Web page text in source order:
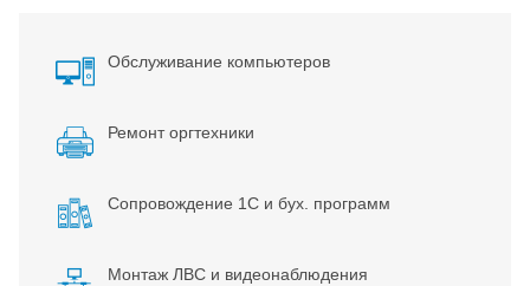
Обслуживание компьютеров
Ремонт оргтехники
Сопровождение 1С и бух. программ
Монтаж ЛВС и видеонаблюдения